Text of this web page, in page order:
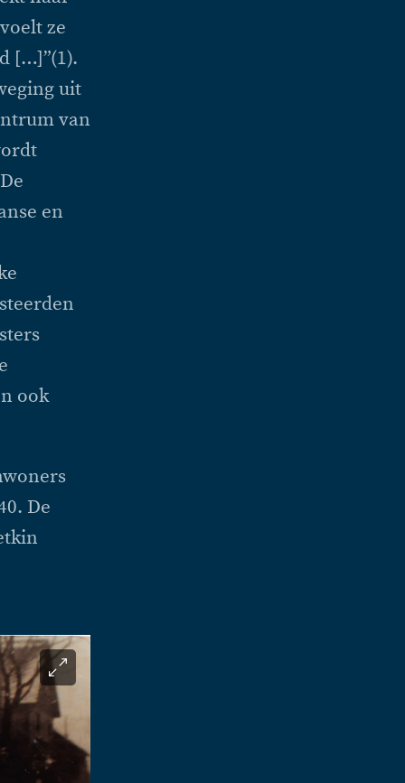
ze
[…]”(1).
uit
van
en
ook
De